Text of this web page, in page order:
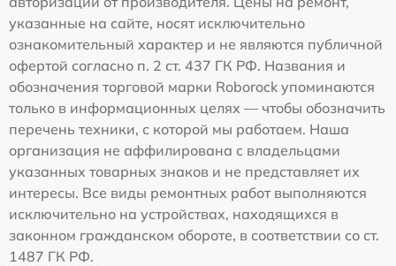
указанные на сайте, носят исключительно
ознакомительный характер и не являются публичной
офертой согласно п. 2 ст. 437 ГК РФ. Названия и
обозначения торговой марки Roborock упоминаются
только в информационных целях — чтобы обозначить
перечень техники, с которой мы работаем. Наша
организация не аффилирована с владельцами
указанных товарных знаков и не представляет их
интересы. Все виды ремонтных работ выполняются
исключительно на устройствах, находящихся в
законном гражданском обороте, в соответствии со ст.
1487 ГК РФ.